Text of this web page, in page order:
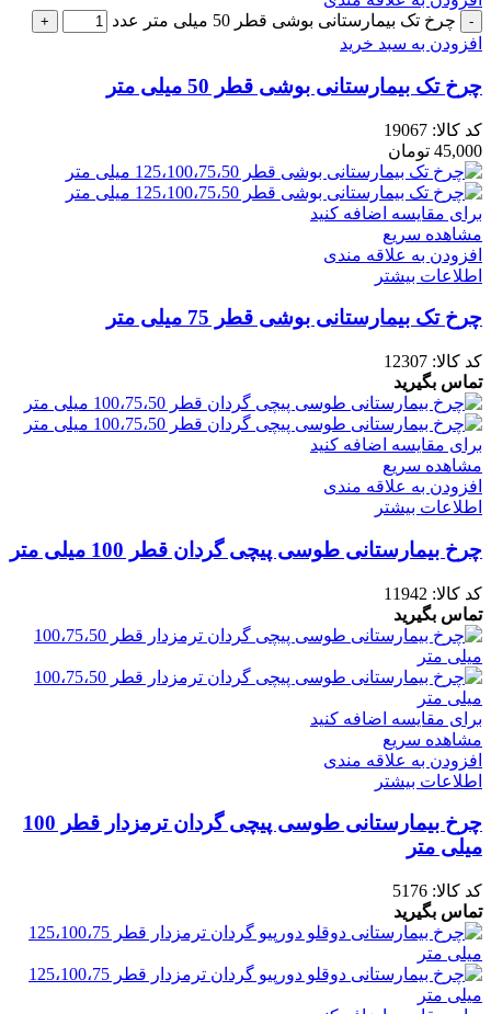
چرخ تک بیمارستانی بوشی قطر 50 میلی متر عدد
افزودن به سبد خرید
چرخ تک بیمارستانی بوشی قطر 50 میلی متر
کد کالا: 19067
45,000 تومان
برای مقایسه اضافه کنید
مشاهده سریع
افزودن به علاقه مندی
اطلاعات بیشتر
چرخ تک بیمارستانی بوشی قطر 75 میلی متر
کد کالا: 12307
تماس بگیرید
برای مقایسه اضافه کنید
مشاهده سریع
افزودن به علاقه مندی
اطلاعات بیشتر
چرخ بیمارستانی طوسی پیچی گردان قطر 100 میلی متر
کد کالا: 11942
تماس بگیرید
برای مقایسه اضافه کنید
مشاهده سریع
افزودن به علاقه مندی
اطلاعات بیشتر
چرخ بیمارستانی طوسی پیچی گردان ترمزدار قطر 100
میلی متر
کد کالا: 5176
تماس بگیرید